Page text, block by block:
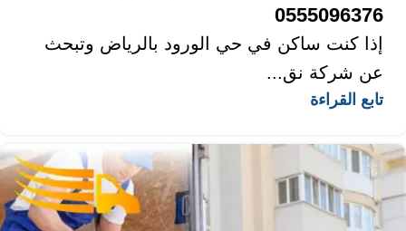
0555096376
إذا كنت ساكن في حي الورود بالرياض وتبحث
عن شركة نق...
تابع القراءة